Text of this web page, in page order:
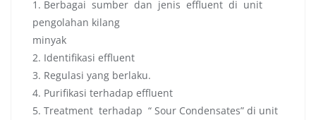
1. Berbagai sumber dan jenis effluent di unit
pengolahan kilang
minyak
2. Identifikasi effluent
3. Regulasi yang berlaku.
4. Purifikasi terhadap effluent
5. Treatment terhadap “ Sour Condensates” di unit